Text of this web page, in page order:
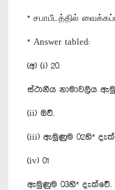
* சபாபீடத்தில்
* Answer tabled:
(අ) (i) 20.
ස්ථානීය නාමාවලිය
(ii) ඔව්.
(iii) ඇමුණුම 02හි*
(iv) 01
ඇමුණුම 03හි* දැක්වේ.